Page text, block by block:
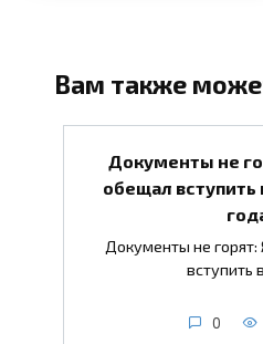
Вам также
Документы не
обещал вступить
Документы не
вступить
0